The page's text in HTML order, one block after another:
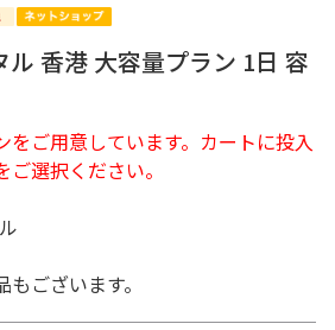
ル 香港 大容量プラン 1日 容
をご用意しています。カートに投入
選択ください。
ございます。